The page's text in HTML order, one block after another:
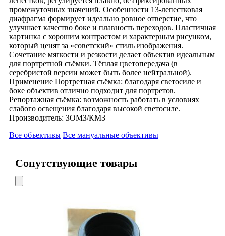
промежуточных значений. Особенности 13-лепестковая
диафрагма формирует идеально ровное отверстие, что
улучшает качество боке и плавность переходов. Пластичная
картинка с хорошим контрастом и характерным рисунком,
который ценят за «советский» стиль изображения.
Сочетание мягкости и резкости делает объектив идеальным
для портретной съёмки. Тёплая цветопередача (в
серебристой версии может быть более нейтральной).
Применение Портретная съёмка: благодаря светосиле и
боке объектив отлично подходит для портретов.
Репортажная съёмка: возможность работать в условиях
слабого освещения благодаря высокой светосиле.
Производитель: ЗОМЗ/КМЗ
Все объективы Все мануальные объективы
Сопутствующие товары